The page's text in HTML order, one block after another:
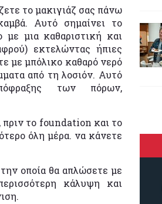
το μακιγιάζ σας πάνω
Αυτό σημαίνει το
με μια καθαριστική και
εκτελώντας ήπιες
με μπόλικο καθαρό νερό
από τη λοσιόν. Αυτό
των πόρων,
το foundation και το
όλη μέρα. να κάνετε
οποία θα απλώσετε με
κάλυψη και